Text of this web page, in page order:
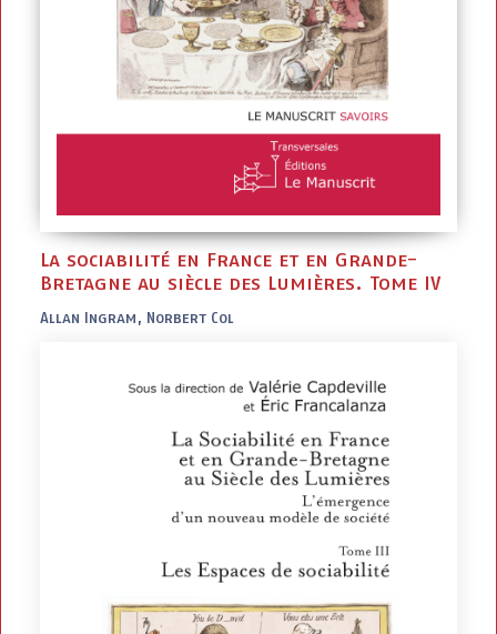
La sociabilité en France et en Grande-
Bretagne au siècle des Lumières. Tome IV
Allan Ingram, Norbert Col